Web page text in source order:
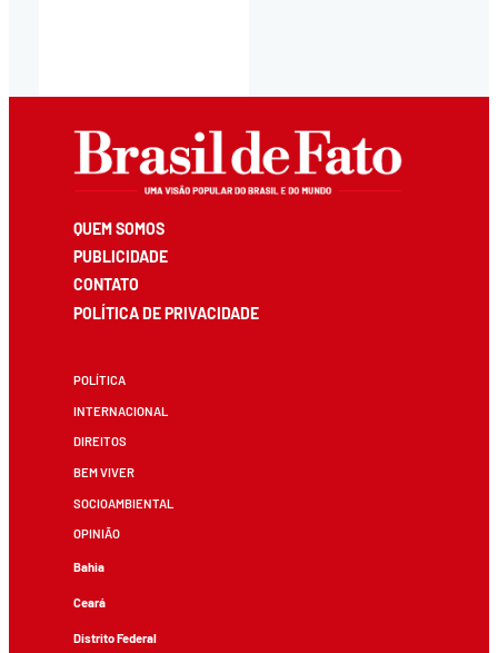
QUEM SOMOS
PUBLICIDADE
CONTATO
POLÍTICA DE PRIVACIDADE
POLÍTICA
INTERNACIONAL
DIREITOS
BEM VIVER
SOCIOAMBIENTAL
OPINIÃO
Bahia
Ceará
Distrito Federal